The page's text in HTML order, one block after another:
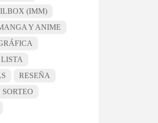
(IMM)
Y ANIME
RESEÑA
SORTEO